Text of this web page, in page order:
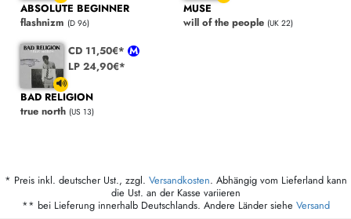
ABSOLUTE BEGINNER
flashnizm (D 96)
MUSE
will of the people (UK 22)
CD 11,50€*
LP 24,90€*
BAD RELIGION
true north (US 13)
* Preis inkl. deutscher Ust., zzgl. Versandkosten. Abhängig vom Lieferland kann
die Ust. an der Kasse variieren
** bei Lieferung innerhalb Deutschlands. Andere Länder siehe Versand